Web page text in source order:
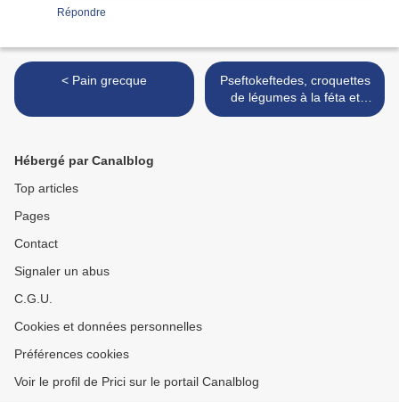
Répondre
< Pain grecque
Pseftokeftedes, croquettes
de légumes à la féta et
spanakotiropita >
Hébergé par Canalblog
Top articles
Pages
Contact
Signaler un abus
C.G.U.
Cookies et données personnelles
Préférences cookies
Voir le profil de Prici sur le portail Canalblog